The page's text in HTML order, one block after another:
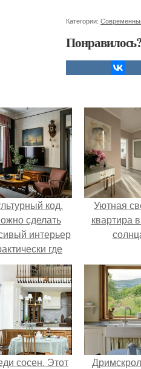
Категории:
код.
сделать
интерьер
где
угодно.
Уютная
квартира
сосен. Этот